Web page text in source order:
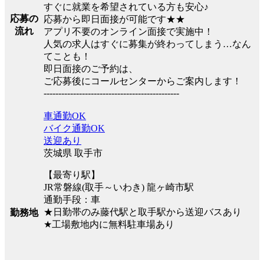
応募の
流れ
すぐに就業を希望されている方も安心♪
応募から即日面接が可能です★★
アプリ不要のオンライン面接で実施中！
人気の求人はすぐに募集が終わってしまう…なん
てことも！
即日面接のご予約は、
ご応募後にコールセンターからご案内します！
----------------------------------------------
勤務地
車通勤OK
バイク通勤OK
送迎あり
茨城県 取手市
【最寄り駅】
JR常磐線(取手～いわき) 龍ヶ崎市駅
通勤手段：車
★日勤帯のみ藤代駅と取手駅から送迎バスあり
★工場敷地内に無料駐車場あり